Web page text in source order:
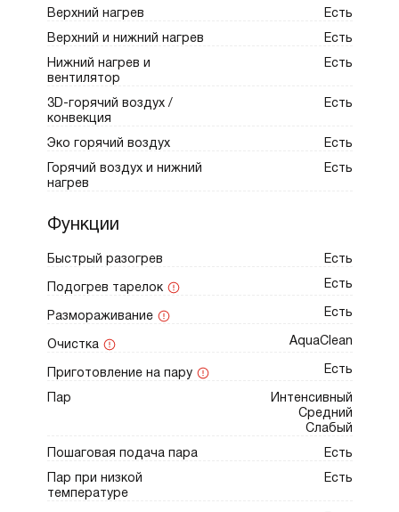
встроенная программа «Су-вид». Эта
технология низкотемпературного
приготовления в вакуумной среде
раскрывает потенциал даже самых жестких
кусков говядины, свинины или птицы, делая
Наличие полноценной пароварки и
автоматическим определителем накипи
многофункциональный центр.
Внутренняя камера покрыта пиролитической
эмалью, устойчивой к загрязнениям и
освещение полностью исключает
образование теней, позволяя следить за
Охлаждаемая дверца с четырьмя слоями
термостойкого стекла и встроенный
вентилятор предотвращают перегрев
Верхний нагрев Есть
Верхний и нижний нагрев Есть
Нижний нагрев и
вентилятор
Есть
3D-горячий воздух /
конвекция
Есть
Эко горячий воздух Есть
Горячий воздух и нижний
нагрев
Есть
Функции
Быстрый разогрев Есть
Подогрев тарелок Есть
Размораживание Есть
Очистка AquaClean
Приготовление на пару Есть
Пар
Интенсивный
Средний
Слабый
Пошаговая подача пара Есть
Пар при низкой
температуре
Есть